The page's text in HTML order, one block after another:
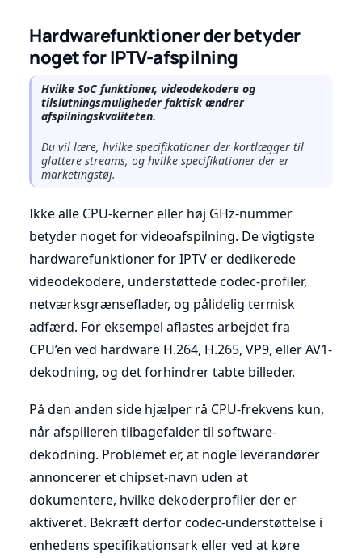
Hardwarefunktioner der betyder
noget for IPTV-afspilning
Hvilke SoC funktioner, videodekodere og
tilslutningsmuligheder faktisk ændrer
afspilningskvaliteten.
Du vil lære, hvilke specifikationer der kortlægger til
glattere streams, og hvilke specifikationer der er
marketingstøj.
Ikke alle CPU-kerner eller høj GHz-nummer
betyder noget for videoafspilning. De vigtigste
hardwarefunktioner for IPTV er dedikerede
videodekodere, understøttede codec-profiler,
netværksgrænseflader, og pålidelig termisk
adfærd. For eksempel aflastes arbejdet fra
CPU’en ved hardware H.264, H.265, VP9, eller AV1-
dekodning, og det forhindrer tabte billeder.
På den anden side hjælper rå CPU-frekvens kun,
når afspilleren tilbagefalder til software-
dekodning. Problemet er, at nogle leverandører
annoncerer et chipset-navn uden at
dokumentere, hvilke dekoderprofiler der er
aktiveret. Bekræft derfor codec-understøttelse i
enhedens specifikationsark eller ved at køre